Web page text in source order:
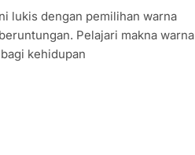
lukis dengan pemilihan warna
Pelajari makna warna
kehidupan